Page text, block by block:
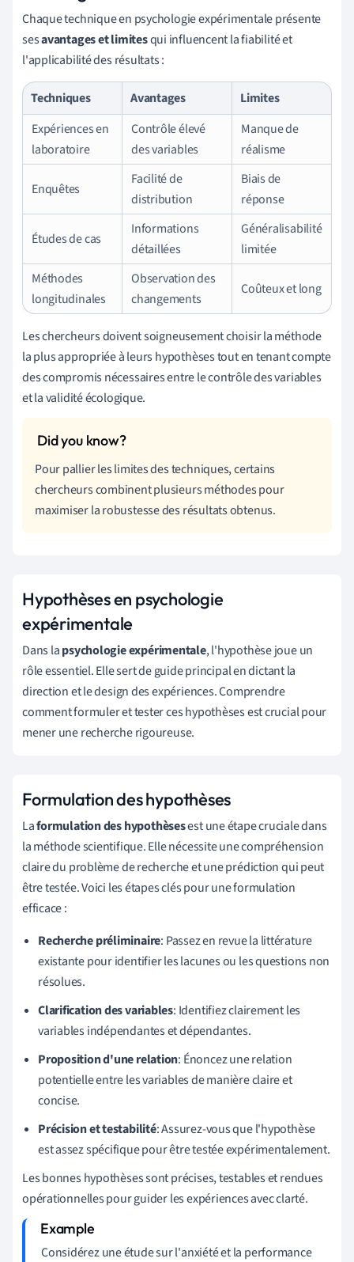
Chaque technique en psychologie expérimentale présente
sesavantages et limitesqui influencent la fiabilité et
l'applicabilité des résultats :
Techniques Avantages
Limites
Expériences en
laboratoire
Contrôle élevé
des variables
Manque de
réalisme
Enquêtes
Facilité de
distribution
Biais de
réponse
Études de cas
Informations
détaillées
Généralisabilité
limitée
Méthodes
longitudinales
Observation des
changements
Coûteux et long
Les chercheurs doivent soigneusement choisir la méthode
la plus appropriée à leurs hypothèses tout en tenant compte
des compromis nécessaires entre le contrôle des variables
et la validité écologique.
Pour pallier les limites des techniques, certains
chercheurs combinent plusieurs méthodes pour
maximiser la robustesse des résultats obtenus.
Hypothèses en psychologie
expérimentale
Dans lapsychologie expérimentale, l'hypothèse joue un
rôle essentiel. Elle sert de guide principal en dictant la
direction et le design des expériences. Comprendre
comment formuler et tester ces hypothèses est crucial pour
mener une recherche rigoureuse.
Formulation des hypothèses
Laformulation des hypothèsesest une étape cruciale dans
la méthode scientifique. Elle nécessite une compréhension
claire du problème de recherche et une prédiction qui peut
être testée. Voici les étapes clés pour une formulation
efficace :
Recherche préliminaire: Passez en revue la littérature
existante pour identifier les lacunes ou les questions non
résolues.
Clarification des variables: Identifiez clairement les
variables indépendantes et dépendantes.
Proposition d'une relation: Énoncez une relation
potentielle entre les variables de manière claire et
concise.
Précision et testabilité: Assurez-vous que l'hypothèse
est assez spécifique pour être testée expérimentalement.
Les bonnes hypothèses sont précises, testables et rendues
opérationnelles pour guider les expériences avec clarté.
Considérez une étude sur l'anxiété et la performance